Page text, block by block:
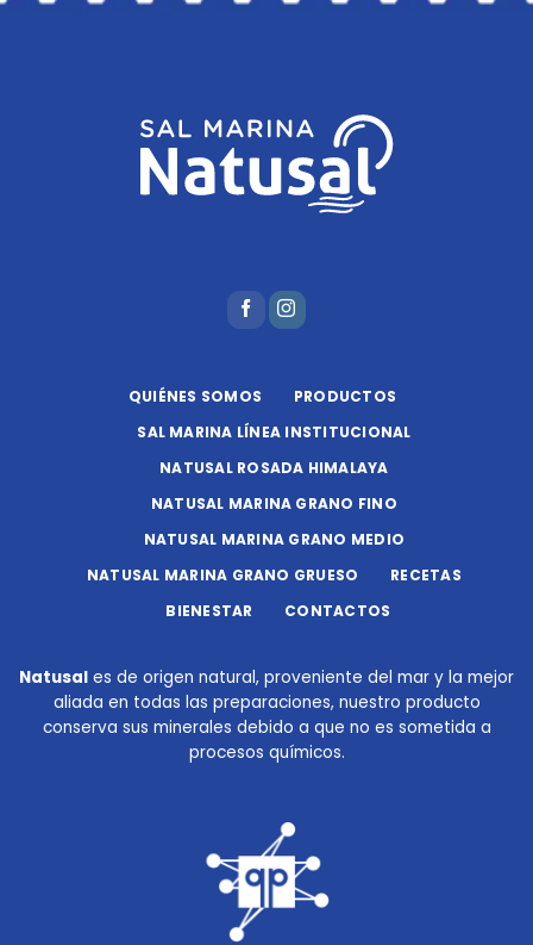
QUIÉNES SOMOS
PRODUCTOS
SAL MARINA LÍNEA INSTITUCIONAL
NATUSAL ROSADA HIMALAYA
NATUSAL MARINA GRANO FINO
NATUSAL MARINA GRANO MEDIO
NATUSAL MARINA GRANO GRUESO
RECETAS
BIENESTAR
CONTACTOS
Natusal es de origen natural, proveniente del mar y la mejor
aliada en todas las preparaciones, nuestro producto
conserva sus minerales debido a que no es sometida a
procesos químicos.